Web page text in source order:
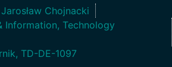
Jarosław Chojnacki
Information, Technology
, TD-DE-1097